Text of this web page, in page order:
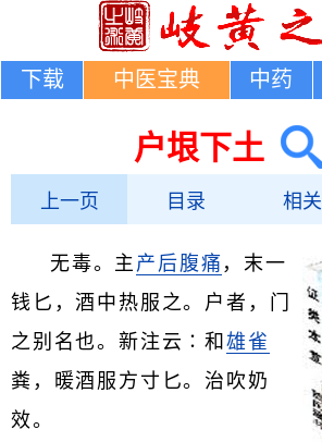
下载 中医宝典 中药
户垠下土
上一页 目录 相关
无毒。主 产后腹痛 ，末一
钱匕，酒中热服之。户者，门
之别名也。新注云∶和雄雀
粪，暖酒服方寸匕。治吹奶
效。